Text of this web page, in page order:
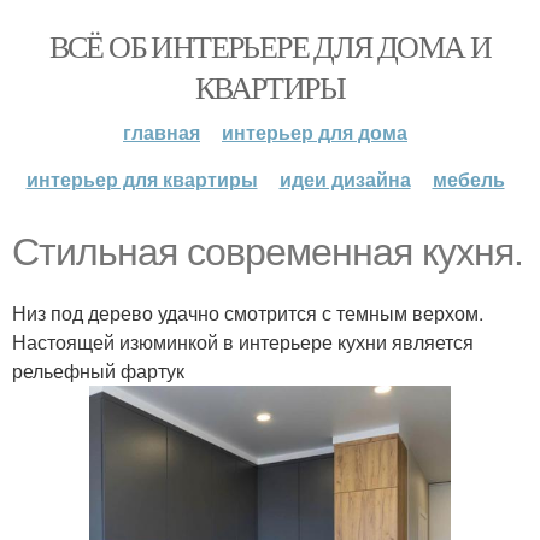
ВСЁ ОБ ИНТЕРЬЕРЕ ДЛЯ ДОМА И
КВАРТИРЫ
главная
интерьер для дома
интерьер для квартиры
идеи дизайна мебель
Стильная современная кухня.
Низ под дерево удачно смотрится с темным верхом.
Настоящей изюминкой в интерьере кухни является
рельефный фартук